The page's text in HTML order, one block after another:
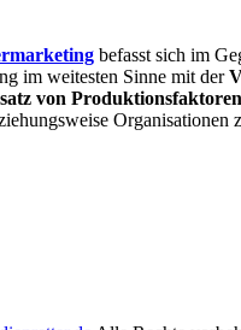
befasst sich im
im weitesten Sinne mit der
von Produktionsfaktoren
Organisationen